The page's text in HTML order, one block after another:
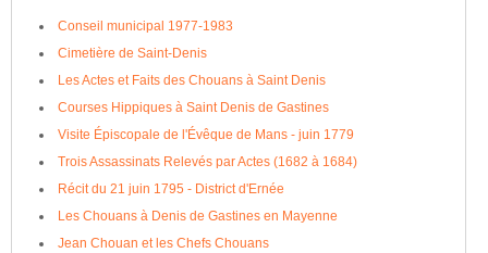
Conseil municipal 1977-1983
Cimetière de Saint-Denis
Les Actes et Faits des Chouans à Saint Denis
Courses Hippiques à Saint Denis de Gastines
Visite Épiscopale de l'Évêque de Mans - juin 1779
Trois Assassinats Relevés par Actes (1682 à 1684)
Récit du 21 juin 1795 - District d'Ernée
Les Chouans à Denis de Gastines en Mayenne
Jean Chouan et les Chefs Chouans